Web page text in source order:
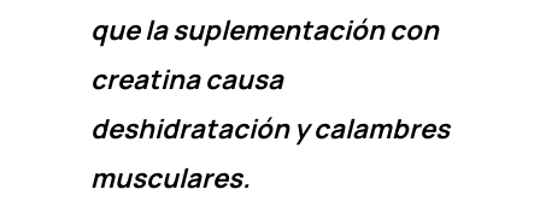
que la suplementación con
creatina causa
deshidratación y calambres
musculares.